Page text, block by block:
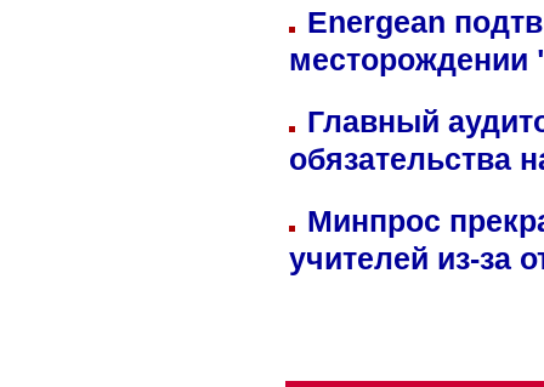
Energean
Главный
обязательства
Минпрос
учителей из-за